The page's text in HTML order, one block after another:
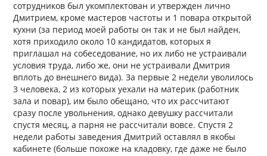
сотрудников был укомплектован и утвержден лично
Дмитрием, кроме мастеров частоты и 1 повара открытой
кухни (за период моей работы он так и не был найден,
хотя приходило около 10 кандидатов, которых я
приглашал на собеседование, но их либо не устраивали
условия труда, либо же, они не устраивали Дмитрия
вплоть до внешнего вида). За первые 2 недели уволилось
3 человека, 2 из которых уехали на материк (работник
зала и повар), им было обещано, что их рассчитают
сразу после увольнения, однако девушку рассчитали
спустя месяц, а парня не рассчитали вовсе. Спустя 2
недели работы заведения Дмитрий оставлял в якобы
кабинете (больше похоже на кладовку, где даже не было